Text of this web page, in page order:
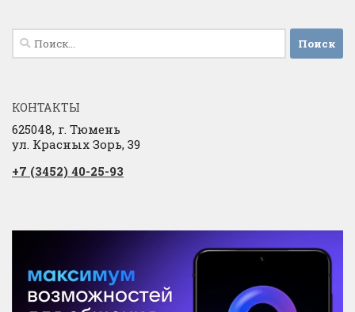
Найти:
КОНТАКТЫ
625048, г. Тюмень
ул. Красных Зорь, 39
+7 (3452) 40-25-93